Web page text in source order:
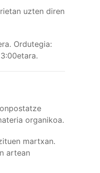
uzten diren
Ordutegia:
organikoa.
martxan.
artean